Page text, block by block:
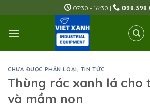
to
content
07:30 - 16:30 |
CHƯA ĐƯỢC PHÂN LOẠI, TIN TỨC
Thùng rác xanh lá cho
và mầm non